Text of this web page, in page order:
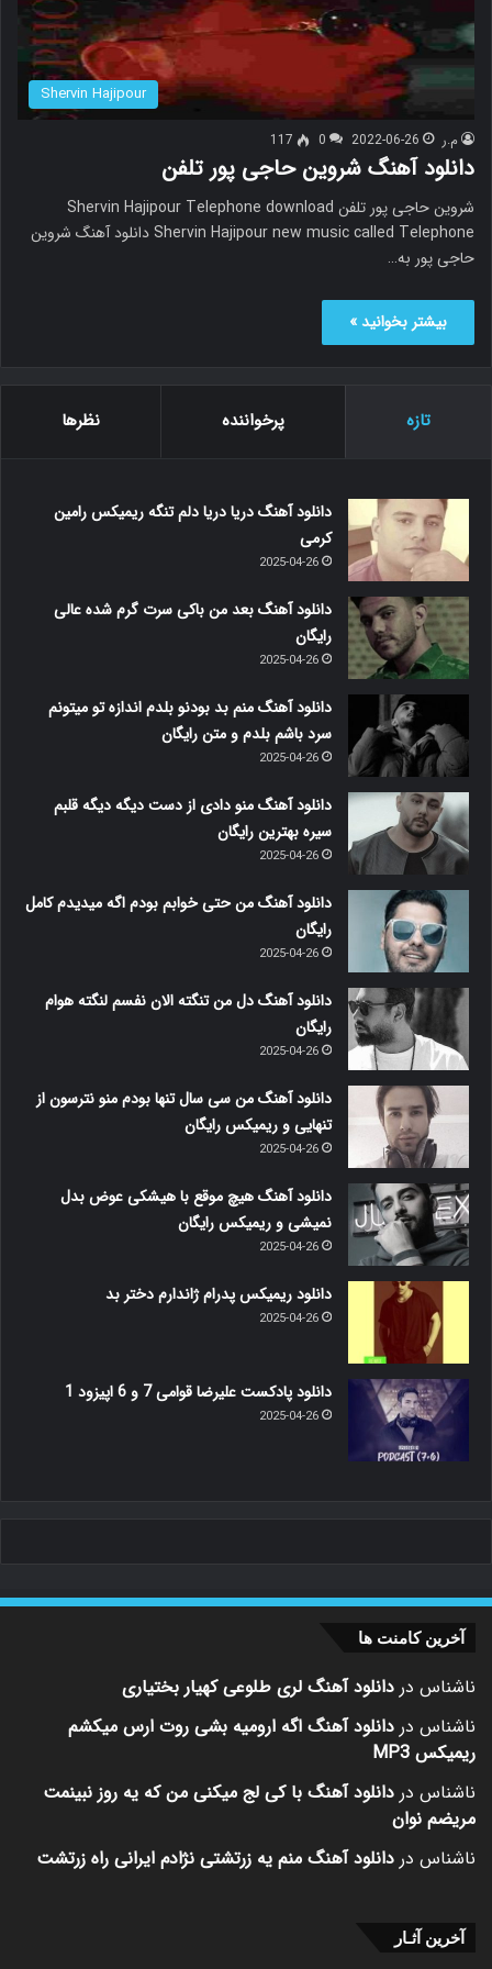
Shervin Hajipour
م.ر 2022-06-26
0
117
دانلود آهنگ شروین حاجی پور تلفن
شروین حاجی پور تلفن Shervin Hajipour Telephone download
Shervin Hajipour new music called Telephone دانلود آهنگ شروین
حاجی پور به…
بیشتر بخوانید »
تازه پرخواننده نظرها
دانلود آهنگ دریا دریا دلم تنگه ریمیکس رامین
کرمی
2025-04-26
دانلود آهنگ بعد من باکی سرت گرم شده عالی
رایگان
2025-04-26
دانلود آهنگ منم بد بودنو بلدم اندازه تو میتونم
سرد باشم بلدم و متن رایگان
2025-04-26
دانلود آهنگ منو دادی از دست دیگه دیگه قلبم
سیره بهترین رایگان
2025-04-26
دانلود آهنگ من حتی خوابم بودم اگه میدیدم کامل
رایگان
2025-04-26
دانلود آهنگ دل من تنگته الان نفسم لنگته هوام
رایگان
2025-04-26
دانلود آهنگ من سی سال تنها بودم منو نترسون از
تنهایی و ریمیکس رایگان
2025-04-26
دانلود آهنگ هیچ موقع با هیشکی عوض بدل
نمیشی و ریمیکس رایگان
2025-04-26
دانلود ریمیکس پدرام ژاندارم دختر بد
2025-04-26
دانلود پادکست علیرضا قوامی 7 و 6 اپیزود 1
2025-04-26
آخرین کامنت ها
ناشناس در دانلود آهنگ لری طلوعی کهیار بختیاری
ناشناس در دانلود آهنگ اگه ارومیه بشی روت ارس میکشم
ریمیکس MP3
ناشناس در دانلود آهنگ با کی لج میکنی من که یه روز نبینمت
مریضم نوان
ناشناس در دانلود آهنگ منم یه زرتشتی نژادم ایرانی راه زرتشت
آخرین آثـار